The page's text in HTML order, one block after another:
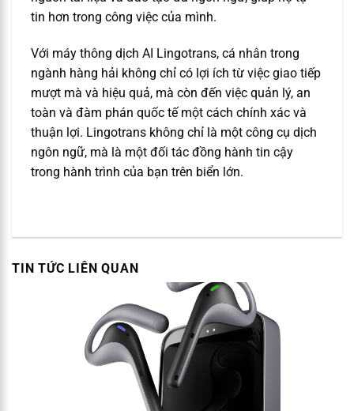
tin hơn trong công việc của mình.
Với máy thông dịch AI Lingotrans, cá nhân trong
ngành hàng hải không chỉ có lợi ích từ việc giao tiếp
mượt mà và hiệu quả, mà còn đến việc quản lý, an
toàn và đàm phán quốc tế một cách chính xác và
thuận lợi. Lingotrans không chỉ là một công cụ dịch
ngôn ngữ, mà là một đối tác đồng hành tin cậy
trong hành trình của bạn trên biển lớn.
TIN TỨC LIÊN QUAN